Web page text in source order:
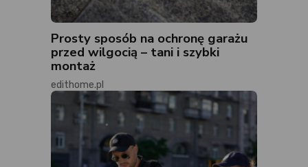
Prosty sposób na ochronę garażu
przed wilgocią – tani i szybki
montaż
edithome.pl